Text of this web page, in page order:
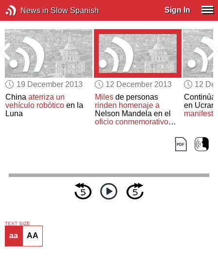
News in Slow Spanish Sign In
19 December 2013
Chinaaterriza un
vehículo robótico en la
Luna
12 December 2013
Milesde personas
rinden homenaje a
Nelson Mandela en el
oficio conmemorativo
12
Continúa
en
TEXT SIZE
aa AA